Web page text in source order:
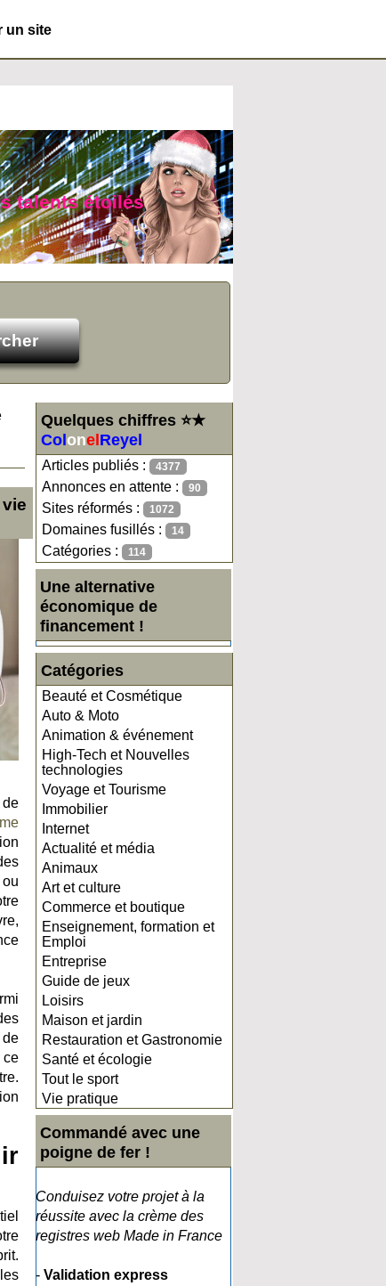
un site
talents étoilés
Quelques chiffres ⭐★
Col onel Reyel
Articles publiés : 4377
Annonces en attente : 90
Sites réformés : 1072
Domaines fusillés : 14
Catégories : 114
Une alternative
économique de
financement !
Catégories
Beauté et Cosmétique
Auto & Moto
Animation & événement
High-Tech et Nouvelles
technologies
Voyage et Tourisme
Immobilier
Internet
Actualité et média
Animaux
Art et culture
Commerce et boutique
Enseignement, formation et
Emploi
Entreprise
Guide de jeux
Loisirs
Maison et jardin
Restauration et Gastronomie
Santé et écologie
Tout le sport
Vie pratique
Commandé avec une
poigne de fer !
Conduisez votre projet à la
réussite avec la crème des
registres web Made in France
- Validation express
de
ce